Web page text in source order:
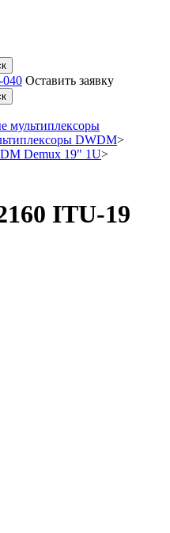
040 Оставить заявку
мультиплексоры
DWDM>
Demux 19" 1U>
ITU-19